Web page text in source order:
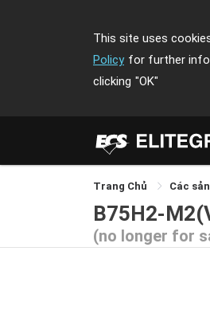
This site uses
Policy for further
clicking "OK"
Trang Chủ Các
B75H2-
(no longer for